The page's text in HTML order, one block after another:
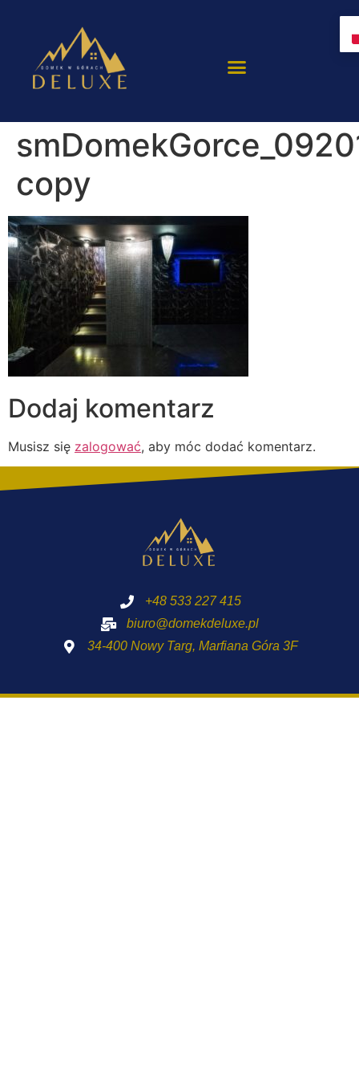
copy
Dodaj komentarz
Musisz się zalogować, aby móc dodać komentarz.
+48 533 227 415
biuro@domekdeluxe.pl
34-400 Nowy Targ, Marfiana Góra 3F